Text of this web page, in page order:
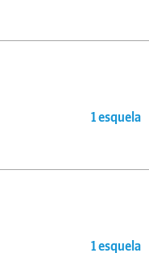
1 esquela
1 esquela